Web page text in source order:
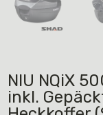
NIU NQiX
inkl.